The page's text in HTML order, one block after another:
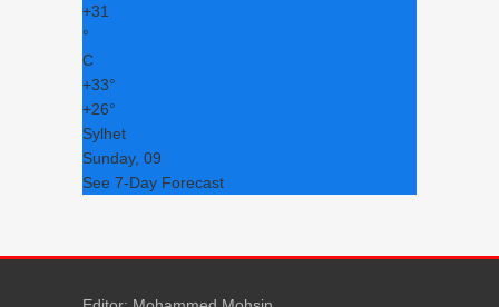
+31
°
C
+33°
+26°
Sylhet
Sunday, 09
See 7-Day Forecast